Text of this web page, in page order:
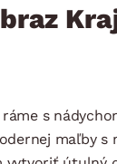
stoličky a
hojdačky
lehátka
s
maľby s